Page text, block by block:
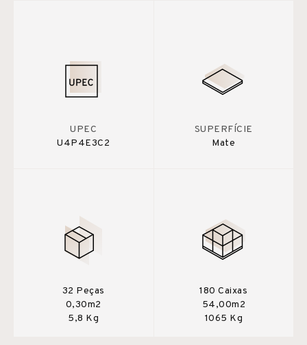
UPEC
U4P4E3C2
SUPERFÍCIE
Mate
32 Peças
0,30m2
5,8 Kg
180 Caixas
54,00m2
1065 Kg